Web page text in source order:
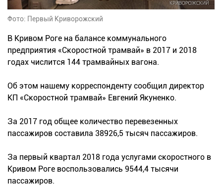
Фото: Первый Криворожский
В Кривом Роге на балансе коммунального
предприятия «Скоростной трамвай» в 2017 и 2018
годах числится 144 трамвайных вагона.
Об этом нашему корреспонденту сообщил директор
КП «Скоростной трамвай» Евгений Якуненко.
За 2017 год общее количество перевезенных
пассажиров составила 38926,5 тысяч пассажиров.
За первый квартал 2018 года услугами скоростного в
Кривом Роге воспользовались 9544,4 тысячи
пассажиров.